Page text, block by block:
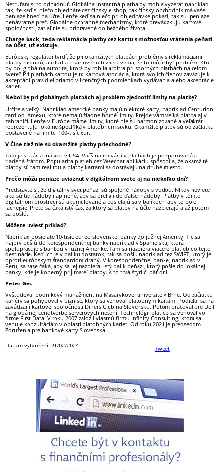
Netrúfam si to odhadnúť. Globálna instantná platba by mohla vyzerať napríklad
tak, že keď si niečo objednáte cez čínsky e-shop, tak čínsky obchodník má vaše
peniaze hneď na účte. Lenže keď sa niečo pri objednávke pokazí, tak sú peniaze
nenávratne preč. Globálne ochranné mechanizmy, ktoré prevádzkujú kartové
spoločnosti, zatiaľ nie sú pripravené do bežného života.
Charge back, teda reklamácia platby cez kartu s možnosťou vrátenia peňazí
na účet, už existuje.
Európsky regulátor tvrdí, že pri okamžitých platbách problémy s reklamáciami
platby nebudú, ale ľudia z kartového biznisu vedia, že to môže byť problém. Kto
by bol globálna autorita, ktorá by robila arbitra pri sporných platbách na celom
svete? Pri platbách kartou je to kartová asociácia, ktorá svojich členov zaväzuje k
akceptácii pravidiel priamo v licenčných podmienkach vydávania alebo akceptácie
kariet.
Nebol by pri globálnych platbách aj problém zjednotiť limity na platby?
Určite a veľký. Napríklad americké banky majú niektoré karty, napríklad Centurion
card od Amexu, ktoré nemajú žiadne horné limity. Prejde vám veľká platba aj v
zahraničí. Lenže v Európe máme limity, ktoré nie sú harmonizované a veľakrát
reprezentujú lokálne špecifiká v platobnom styku. Okamžité platby sú od začiatku
postavené na limite 100-tisíc eur.
V Číne tiež nie sú okamžité platby priechodné?
Tam je situácia iná ako v USA. Väčšina inovácií v platbách je podporovaná a
riadená štátom. Popularita platieb cez Weechat aplikáciu spôsobila, že okamžité
platby sú tam realitou a platby kartami sa dostávajú na druhé miesto.
Prečo môžu peniaze uviaznuť v digitálnom svete aj na niekoľko dní?
Predstavte si, že digitálny svet peňazí sú spojené nádoby s vodou. Nikdy neviete
ako sú tie nádoby naplnené, aby sa preliali do ďalšej nádoby. Platby v tomto
digitálnom prostredí sú akumulované a posielajú sa v balíkoch, aby to bolo
lacnejšie. Preto sa čaká istý čas, za ktorý sa platby na účte nazbierajú a až potom
sa pošlú.
Môžete uviesť príklad?
Napríklad posielate 10-tisíc eur zo slovenskej banky do južnej Ameriky. Tie sa
najprv pošlú do korešpondenčnej banky napríklad v Španielsku, ktorá
spolupracuje s bankou v južnej Amerike. Tam sa nazbiera viacero platieb do tejto
destinácie. Keď ich je v balíku dostatok, tak sa pošlú napríklad cez SWIFT, ktorý je
oproti európskym štandardom drahý. V korešpondenčnej banke, napríklad v
Peru, sa zase čaká, aby sa jej nazbieral istý balík peňazí, ktorý pošle do lokálnej
banky, kde je konečný prijímateľ platby. A to trvá štyri či päť dní.
Peter Géc
Vyštudoval podnikový manažment na Masarykovej univerzite v Brne. Od začiatku
kariéry sa pohyboval v biznise, ktorý sa venoval platobným kartám. Podieľal sa na
zavádzaní kartovej spoločnosti Diners Club na Slovensku. Potom pracoval pre Dell
na globálnej cenotvorbe serverových riešení. Technológii platieb sa venoval vo
firme First Data. V roku 2007 založil vlastnú firmu Infinity Consulting, ktorá sa
venuje konzultáciám v oblasti platobných kariet. Od roku 2021 je predsedom
Združenia pre bankové karty Slovenska.
Tweet
Datum vytvoření: 21/02/2024